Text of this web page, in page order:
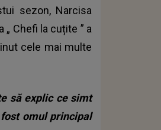
sezon, Narcisa
„ Chefi la cuțite ” a
cele mai multe
să explic ce simt
omul principal